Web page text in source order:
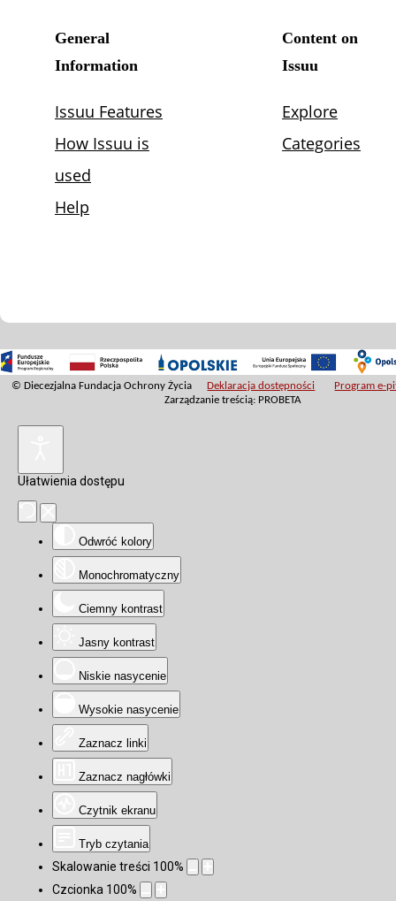
© Diecezjalna Fundacja Ochrony Życia Deklaracja dostępności
Program e-
Zarządzanie treścią: PROBETA
Ułatwienia dostępu
Odwróć kolory
Monochromatyczny
Ciemny kontrast
Jasny kontrast
Niskie nasycenie
Wysokie nasycenie
Zaznacz linki
Zaznacz nagłówki
Czytnik ekranu
Tryb czytania
Skalowanie treści 100%
Czcionka 100%